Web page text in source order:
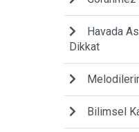
Havada
Dikkat
Bilimsel